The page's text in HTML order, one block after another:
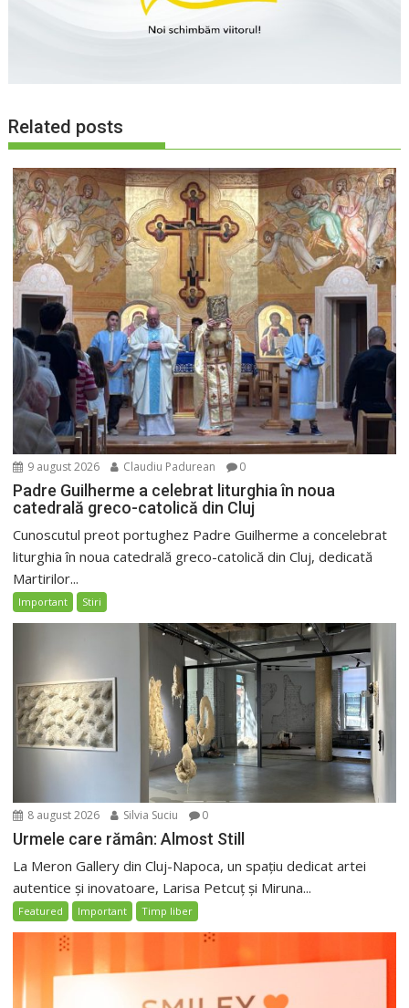
Related posts
9 august 2026 Claudiu Padurean 0
Padre Guilherme a celebrat liturghia în noua
catedrală greco-catolică din Cluj
Cunoscutul preot portughez Padre Guilherme a concelebrat
liturghia în noua catedrală greco-catolică din Cluj, dedicată
Martirilor...
Important Stiri
8 august 2026 Silvia Suciu 0
Urmele care rămân: Almost Still
La Meron Gallery din Cluj-Napoca, un spațiu dedicat artei
autentice și inovatoare, Larisa Petcuț și Miruna...
Featured Important Timp liber